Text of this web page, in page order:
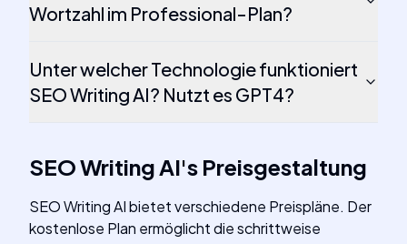
Wortzahl im Professional-Plan?
Unter welcher Technologie funktioniert
SEO Writing AI? Nutzt es GPT4?
SEO Writing AI's Preisgestaltung
SEO Writing AI bietet verschiedene Preispläne. Der
kostenlose Plan ermöglicht die schrittweise